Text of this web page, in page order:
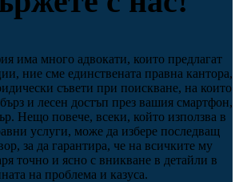
има много адвокати, които предлагат
ние сме единствената правна кантора,
съвети при поискване, на които
и лесен достъп през вашия смартфон,
Нещо повече, всеки, който използва в
услуги, може да избере последващ
за да гарантира, че на всичките му
точно и ясно с вникване в детайли в
на проблема и казуса.